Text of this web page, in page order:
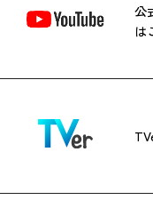
公
は